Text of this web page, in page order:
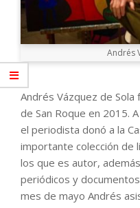
Andrés
Andrés Vázquez de
de San Roque en 2015.
el periodista donó a la
importante colección de
los que es autor,
periódicos y
mes de mayo Andrés